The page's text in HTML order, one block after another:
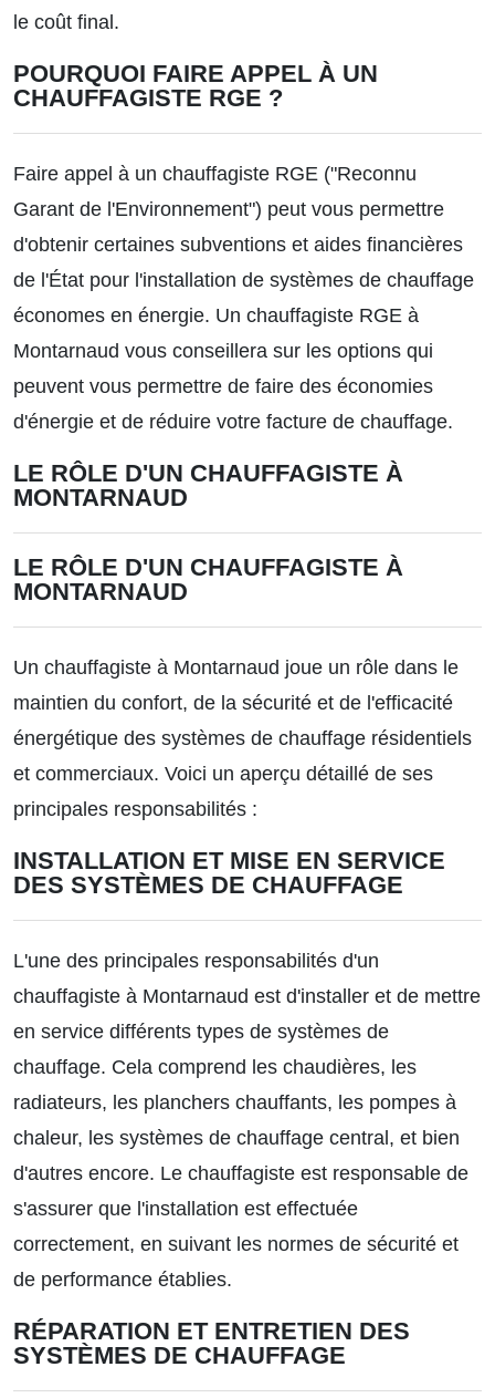
le coût final.
POURQUOI FAIRE APPEL À UN
CHAUFFAGISTE RGE ?
Faire appel à un chauffagiste RGE ("Reconnu
Garant de l'Environnement") peut vous permettre
d'obtenir certaines subventions et aides financières
de l'État pour l'installation de systèmes de chauffage
économes en énergie. Un chauffagiste RGE à
Montarnaud vous conseillera sur les options qui
peuvent vous permettre de faire des économies
d'énergie et de réduire votre facture de chauffage.
LE RÔLE D'UN CHAUFFAGISTE À
MONTARNAUD
LE RÔLE D'UN CHAUFFAGISTE À
MONTARNAUD
Un chauffagiste à Montarnaud joue un rôle dans le
maintien du confort, de la sécurité et de l'efficacité
énergétique des systèmes de chauffage résidentiels
et commerciaux. Voici un aperçu détaillé de ses
principales responsabilités :
INSTALLATION ET MISE EN SERVICE
DES SYSTÈMES DE CHAUFFAGE
L'une des principales responsabilités d'un
chauffagiste à Montarnaud est d'installer et de mettre
en service différents types de systèmes de
chauffage. Cela comprend les chaudières, les
radiateurs, les planchers chauffants, les pompes à
chaleur, les systèmes de chauffage central, et bien
d'autres encore. Le chauffagiste est responsable de
s'assurer que l'installation est effectuée
correctement, en suivant les normes de sécurité et
de performance établies.
RÉPARATION ET ENTRETIEN DES
SYSTÈMES DE CHAUFFAGE